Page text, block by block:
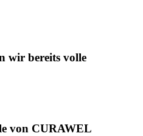
wir bereits volle
von CURAWEL